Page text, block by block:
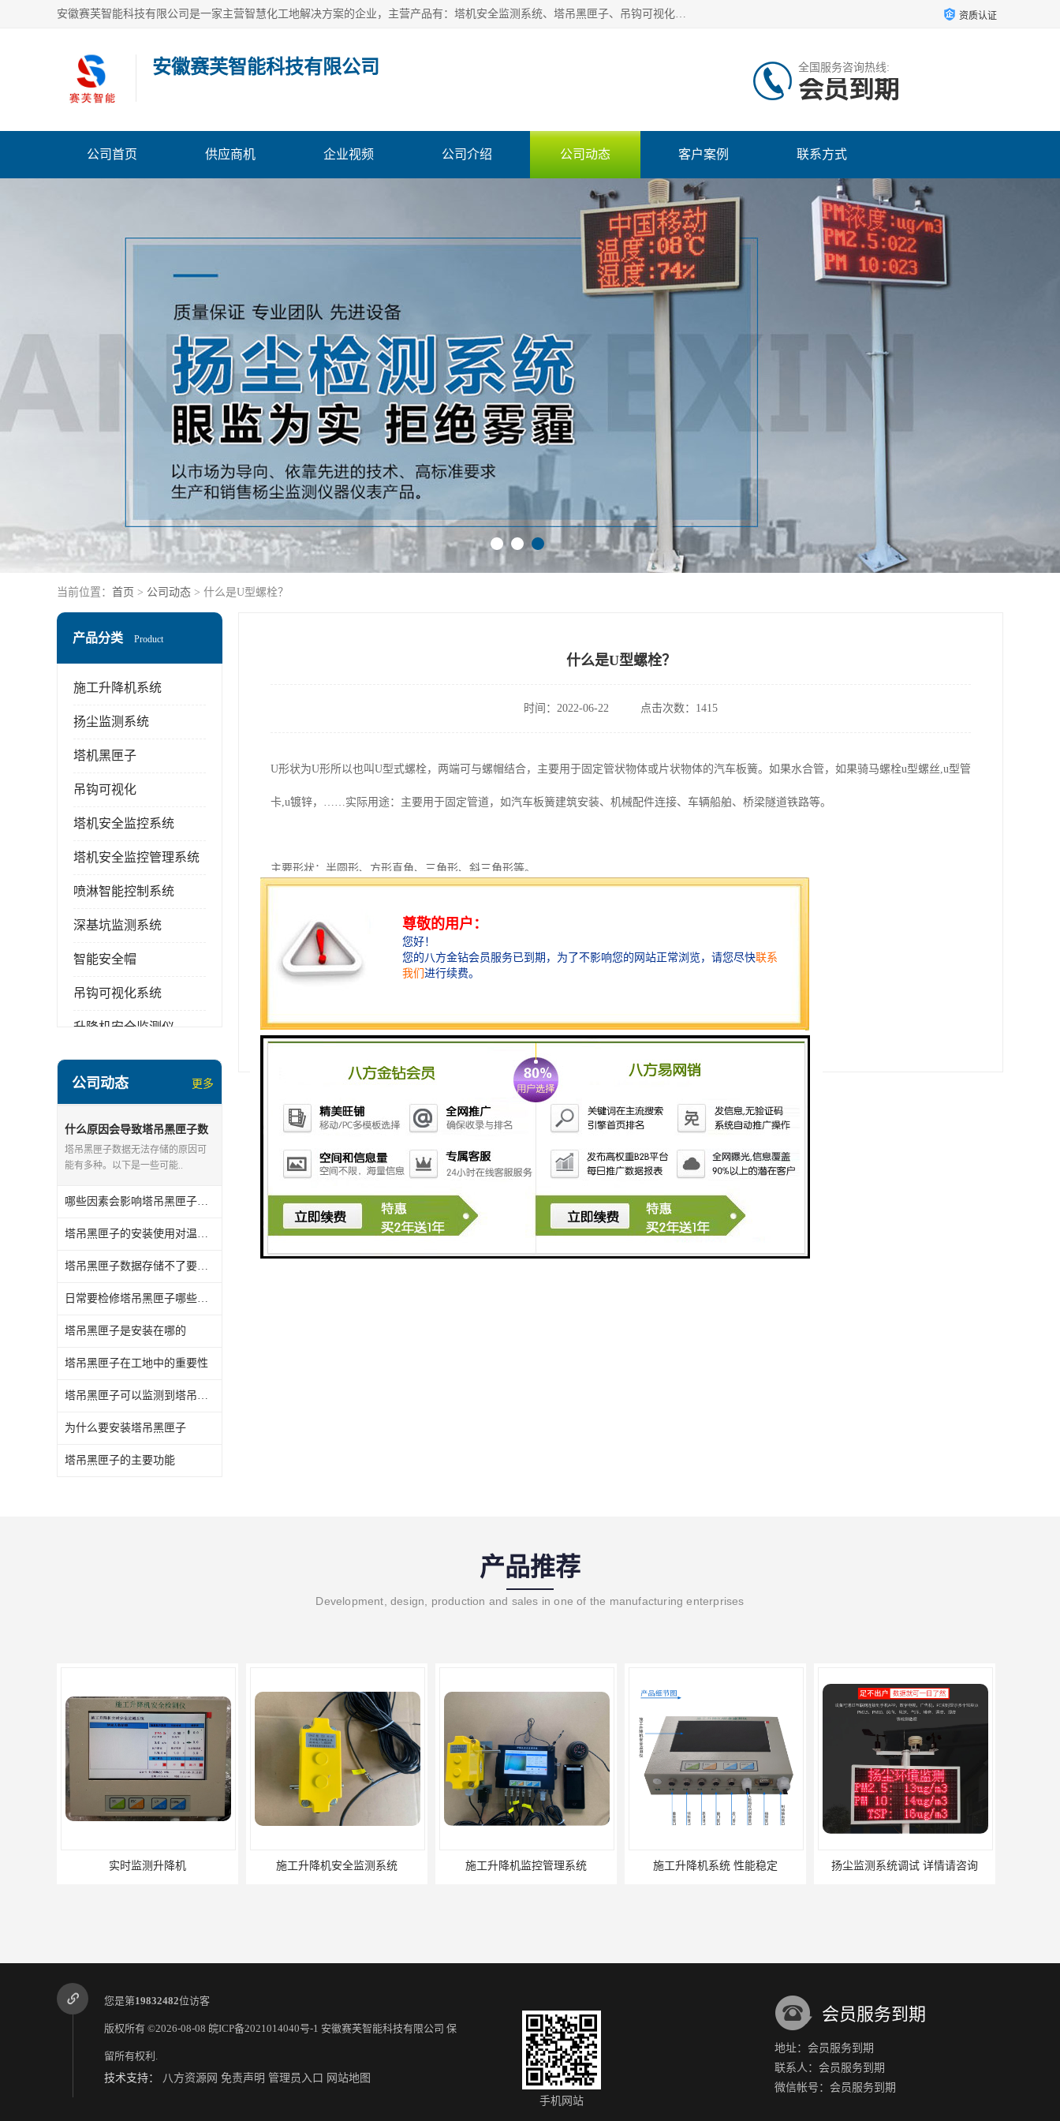
安徽赛芙智能科技有限公司是一家主营智慧化工地解决方案的企业，主营产品有：塔机安全监测系统、塔吊黑匣子、吊钩可视化、吊钩可视化系统、塔机安全监控系统、塔机黑匣子等。创建至今始终关注用户需求，为用户提供有的产品和服务。 资质认证
安徽赛芙智能科技有限公司 全国服务咨询热线:
会员到期
公司首页 供应商机 企业视频 公司介绍 公司动态 客户案例 联系方式
当前位置： 首页 > 公司动态 > 什么是U型螺栓？
产品分类 Product
施工升降机系统
扬尘监测系统
塔机黑匣子
吊钩可视化
塔机安全监控系统
塔机安全监控管理系统
喷淋智能控制系统
深基坑监测系统
智能安全帽
吊钩可视化系统
升降机安全监测仪
公司动态 更多
什么原因会导致塔吊黑匣子数
据存储不了
塔吊黑匣子数据无法存储的原因可
能有多种。以下是一些可能..
哪些因素会影响塔吊黑匣子的使用寿命
塔吊黑匣子的安装使用对温度有什么要求
塔吊黑匣子数据存储不了要怎么处理
日常要检修塔吊黑匣子哪些地方
塔吊黑匣子是安装在哪的
塔吊黑匣子在工地中的重要性
塔吊黑匣子可以监测到塔吊发生哪些故障
为什么要安装塔吊黑匣子
塔吊黑匣子的主要功能
什么是U型螺栓？
时间：2022-06-22 点击次数：1415
U形状为U形所以也叫U型式螺栓，两端可与螺帽结合，主要用于固定管状物体或片状物体的汽车板簧。如果水合管，如果骑马螺栓u型螺丝,u型管
卡,u镀锌，……实际用途：主要用于固定管道，如汽车板簧建筑安装、机械配件连接、车辆船舶、桥梁隧道铁路等。
主要形状：半圆形、方形直角、三角形、斜三角形等。
http://www.saifu168.com
下一篇：U型螺栓如何防止生锈？
产品推荐
Development, design, production and sales in one of the manufacturing enterprises
施工升降机安全监测系统 施工升降机监控管理系统 施工升降机系统 性能稳定 扬尘监测系统调试 详情请咨询 扬尘监测系统生产厂家
工地扬尘在线监测系统 符合标准 扬尘在线监测系统 价格合理 吊钩可视化系统价格 吊钩可视化系统 监控一站式 塔吊吊钩可视化 画面高清
您是第19832482位访客
版权所有 ©2026-08-08 皖ICP备2021014040号-1 安徽赛芙智能科技有限公司 保
留所有权利.
技术支持： 八方资源网 免责声明 管理员入口 网站地图
手机网站
会员服务到期
地址：会员服务到期
联系人：会员服务到期
微信帐号：会员服务到期